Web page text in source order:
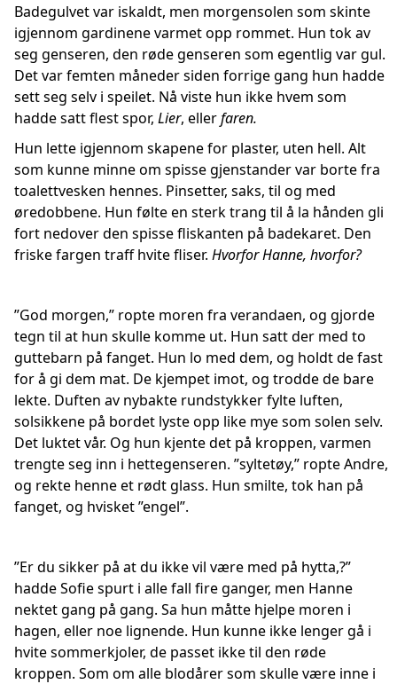
Badegulvet var iskaldt, men morgensolen som skinte
igjennom gardinene varmet opp rommet. Hun tok av
seg genseren, den røde genseren som egentlig var gul.
Det var femten måneder siden forrige gang hun hadde
sett seg selv i speilet. Nå viste hun ikke hvem som
hadde satt flest spor, Lier, ellerfaren.
Hun lette igjennom skapene for plaster, uten hell. Alt
som kunne minne om spisse gjenstander var borte fra
toalettvesken hennes. Pinsetter, saks, til og med
øredobbene. Hun følte en sterk trang til å la hånden gli
fort nedover den spisse fliskanten på badekaret. Den
friske fargen traff hvite fliser. Hvorfor Hanne, hvorfor?
”God morgen,” ropte moren fra verandaen, og gjorde
tegn til at hun skulle komme ut. Hun satt der med to
guttebarn på fanget. Hun lo med dem, og holdt de fast
for å gi dem mat. De kjempet imot, og trodde de bare
lekte. Duften av nybakte rundstykker fylte luften,
solsikkene på bordet lyste opp like mye som solen selv.
Det luktet vår. Og hun kjente det på kroppen, varmen
trengte seg inn i hettegenseren. ”syltetøy,” ropte Andre,
og rekte henne et rødt glass. Hun smilte, tok han på
fanget, og hvisket ”engel”.
”Er du sikker på at du ikke vil være med på hytta,?”
hadde Sofie spurt i alle fall fire ganger, men Hanne
nektet gang på gang. Sa hun måtte hjelpe moren i
hagen, eller noe lignende. Hun kunne ikke lenger gå i
hvite sommerkjoler, de passet ikke til den røde
kroppen. Som om alle blodårer som skulle være inne i